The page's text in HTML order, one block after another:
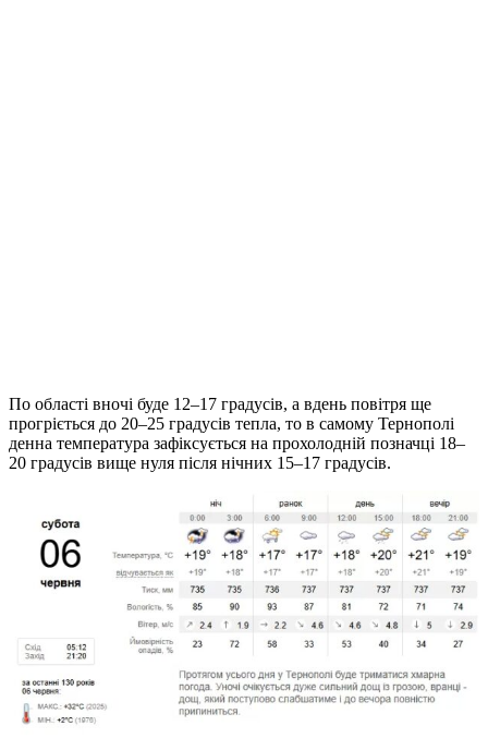
По області вночі буде 12–17 градусів, а вдень повітря ще
прогріється до 20–25 градусів тепла, то в самому Тернополі
денна температура зафіксується на прохолодній позначці 18–
20 градусів вище нуля після нічних 15–17 градусів.